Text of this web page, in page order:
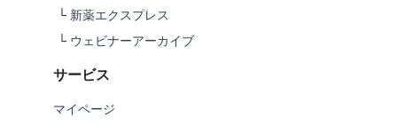
└ 新薬エクスプレス
└ ウェビナーアーカイブ
サービス
マイページ